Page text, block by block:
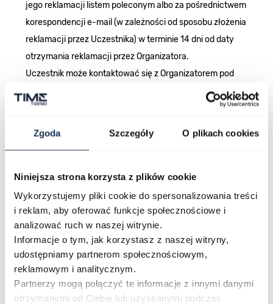
Zgoda Szczegóły O plikach cookies
Niniejsza strona korzysta z plików cookie
Wykorzystujemy pliki cookie do spersonalizowania treści
i reklam, aby oferować funkcje społecznościowe i
analizować ruch w naszej witrynie.
Informacje o tym, jak korzystasz z naszej witryny,
udostępniamy partnerom społecznościowym,
reklamowym i analitycznym.
Partnerzy mogą połączyć te informacje z innymi danymi
otrzymanymi od Ciebie lub uzyskanymi podczas
jego reklamacji listem poleconym albo za pośrednictwem
korespondencji e-mail (w zależności od sposobu złożenia
reklamacji przez Uczestnika) w terminie 14 dni od daty
otrzymania reklamacji przez Organizatora.
Uczestnik może kontaktować się z Organizatorem pod
adresem poczty elektronicznej:
marketing@timetrend.pl
§ 4. Przetwarzanie danych osobowych (RODO)
Administratorem danych osobowych Uczestników jest
Grupa Zibi S.A. z siedzibą w Warszawie, ul. Wirażowa 119.
Dane osobowe Uczestników są przetwarzane wyłącznie w
celu realizacji Promocji, obsługi reklamacji oraz w zakresie
niezbędnym do wypełnienia obowiązków prawnych
wynikających z przepisów prawa.
Uczestnikom przysługuje prawo dostępu do swoich